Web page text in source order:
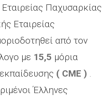
Παχυσαρκίας
Εταιρείας
από τον
με 15,5 μόρια
( CME ) .
Έλληνες